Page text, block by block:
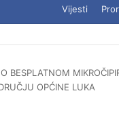
Vijesti
BESPLATNOM
OPĆINE LUKA